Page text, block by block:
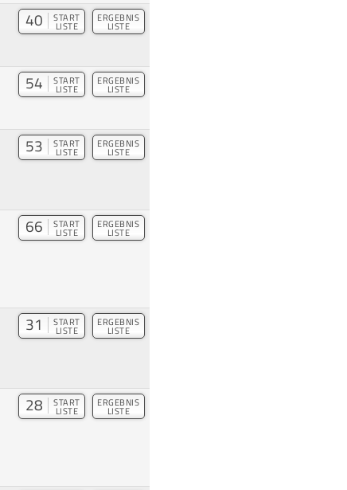
40 START
LISTE
ERGEBNIS
LISTE
54 START
LISTE
ERGEBNIS
LISTE
53 START
LISTE
ERGEBNIS
LISTE
66 START
LISTE
ERGEBNIS
LISTE
31 START
LISTE
ERGEBNIS
LISTE
28 START
LISTE
ERGEBNIS
LISTE